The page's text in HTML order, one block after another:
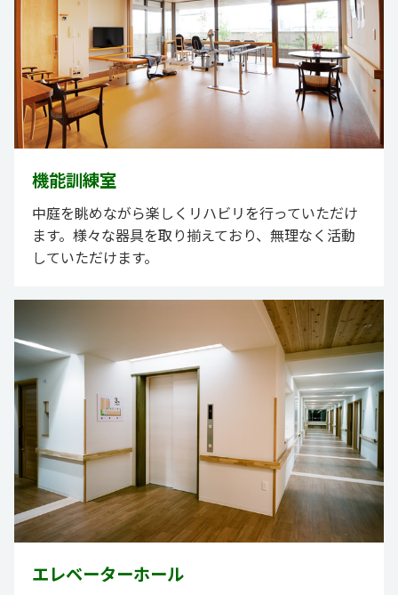
機能訓練室
中庭を眺めながら楽しくリハビリを行っていただけ
ます。様々な器具を取り揃えており、無理なく活動
していただけます。
エレベーターホール